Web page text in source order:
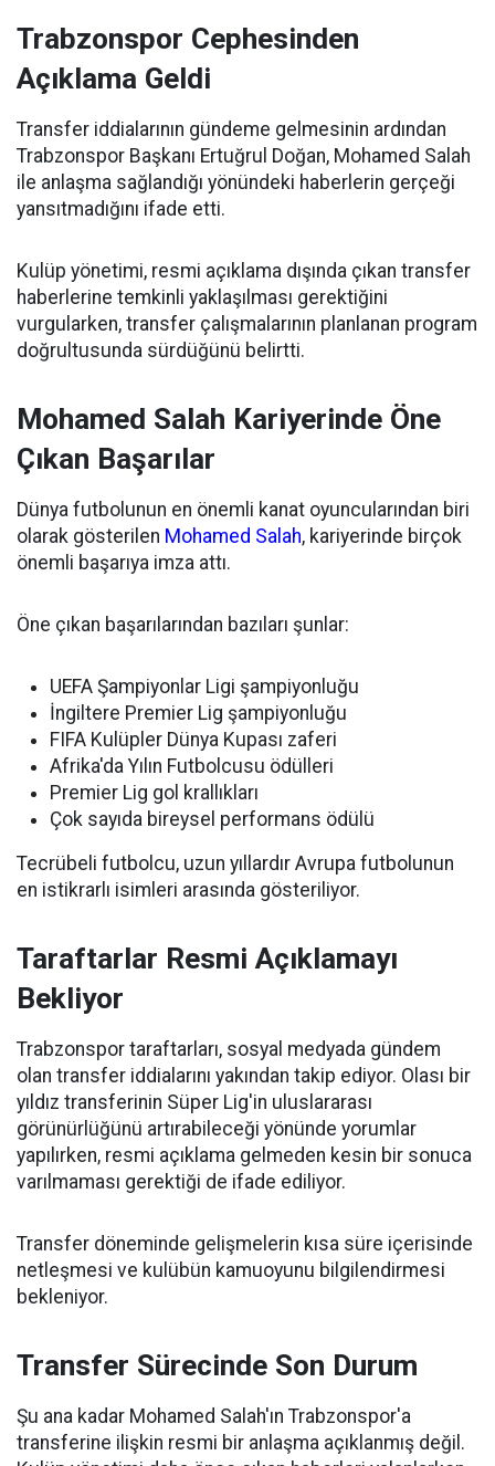
Trabzonspor Cephesinden
Açıklama Geldi
Transfer iddialarının gündeme gelmesinin ardından
Trabzonspor Başkanı Ertuğrul Doğan, Mohamed Salah
ile anlaşma sağlandığı yönündeki haberlerin gerçeği
yansıtmadığını ifade etti.
Kulüp yönetimi, resmi açıklama dışında çıkan transfer
haberlerine temkinli yaklaşılması gerektiğini
vurgularken, transfer çalışmalarının planlanan program
doğrultusunda sürdüğünü belirtti.
Mohamed Salah Kariyerinde Öne
Çıkan Başarılar
Dünya futbolunun en önemli kanat oyuncularından biri
olarak gösterilen Mohamed Salah, kariyerinde birçok
önemli başarıya imza attı.
Öne çıkan başarılarından bazıları şunlar:
UEFA Şampiyonlar Ligi şampiyonluğu
İngiltere Premier Lig şampiyonluğu
FIFA Kulüpler Dünya Kupası zaferi
Afrika'da Yılın Futbolcusu ödülleri
Premier Lig gol krallıkları
Çok sayıda bireysel performans ödülü
Tecrübeli futbolcu, uzun yıllardır Avrupa futbolunun
en istikrarlı isimleri arasında gösteriliyor.
Taraftarlar Resmi Açıklamayı
Bekliyor
Trabzonspor taraftarları, sosyal medyada gündem
olan transfer iddialarını yakından takip ediyor. Olası bir
yıldız transferinin Süper Lig'in uluslararası
görünürlüğünü artırabileceği yönünde yorumlar
yapılırken, resmi açıklama gelmeden kesin bir sonuca
varılmaması gerektiği de ifade ediliyor.
Transfer döneminde gelişmelerin kısa süre içerisinde
netleşmesi ve kulübün kamuoyunu bilgilendirmesi
bekleniyor.
Transfer Sürecinde Son Durum
Şu ana kadar Mohamed Salah'ın Trabzonspor'a
transferine ilişkin resmi bir anlaşma açıklanmış değil.